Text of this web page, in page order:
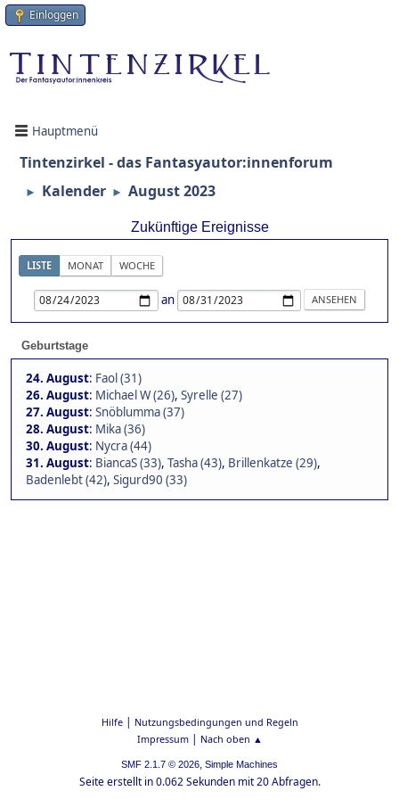
Einloggen
Hauptmenü
Tintenzirkel - das Fantasyautor:innenforum
► Kalender ► August 2023
Zukünftige Ereignisse
LISTE MONAT WOCHE
an
Geburtstage
24. August: Faol (31)
26. August: Michael W (26), Syrelle (27)
27. August: Snöblumma (37)
28. August: Mika (36)
30. August: Nycra (44)
31. August: BiancaS (33), Tasha (43), Brillenkatze (29),
Badenlebt (42), Sigurd90 (33)
Hilfe| Nutzungsbedingungen und Regeln
Impressum| Nach oben ▲
SMF 2.1.7 © 2026, Simple Machines
Seite erstellt in 0.062 Sekunden mit 20 Abfragen.